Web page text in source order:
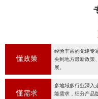
懂政策
经验丰富的党建专
央到地方最新政策
展。
懂需求
多地域多行业深入
能需求，细分产品